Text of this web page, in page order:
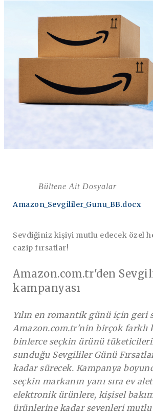
Bültene Ait Dosyalar
Amazon_Sevgililer_Gunu_BB.docx
Sevdiğiniz kişiyi mutlu edecek özel
cazip fırsatlar!
Amazon.com.tr'den
kampanyası
Yılın en romantik günü için geri
Amazon.com.tr'nin birçok farklı
binlerce seçkin ürünü
sunduğu Sevgililer Günü
kadar sürecek. Kampanya
seçkin markanın yanı sıra ev
elektronik ürünlere, kişisel
ürünlerine kadar sevenleri mutlu